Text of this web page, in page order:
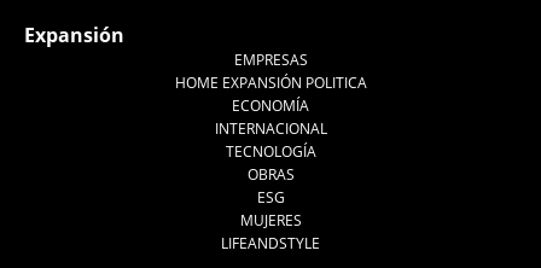
Expansión
EMPRESAS
HOME EXPANSIÓN POLITICA
ECONOMÍA
INTERNACIONAL
TECNOLOGÍA
OBRAS
ESG
MUJERES
LIFEANDSTYLE